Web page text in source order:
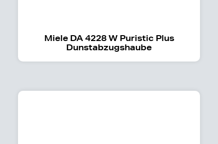
Miele DA 4228 W Puristic Plus
Dunstabzugshaube